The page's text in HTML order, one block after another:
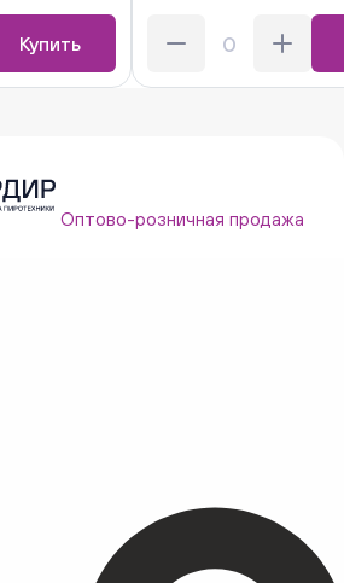
Купить
Оптово-розничная продажа